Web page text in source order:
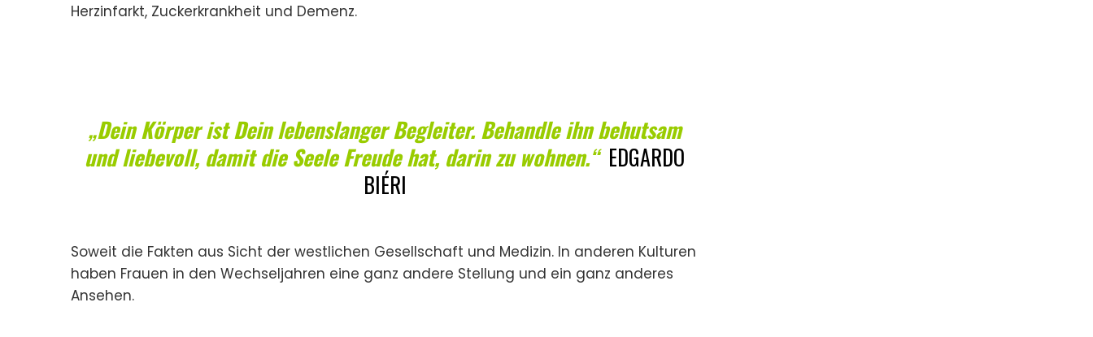
Herzinfarkt, Zuckerkrankheit und Demenz.
„Dein Körper ist Dein lebenslanger Begleiter. Behandle ihn behutsam
und liebevoll, damit die Seele Freude hat, darin zu wohnen.“EDGARDO
BIÉRI
Soweit die Fakten aus Sicht der westlichen Gesellschaft und Medizin. In anderen Kulturen
haben Frauen in den Wechseljahren eine ganz andere Stellung und ein ganz anderes
Ansehen.